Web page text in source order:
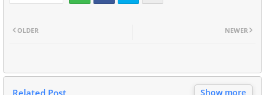
NEWER
OLDER
Related Post Show more